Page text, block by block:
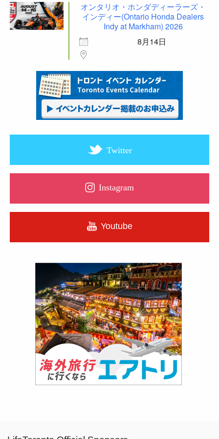
オンタリオ・ホンダディーラーズ・
インディー(Ontario Honda Dealers
Indy at Markham) 2026
8月14日
Twitter
Instagram
Youtube